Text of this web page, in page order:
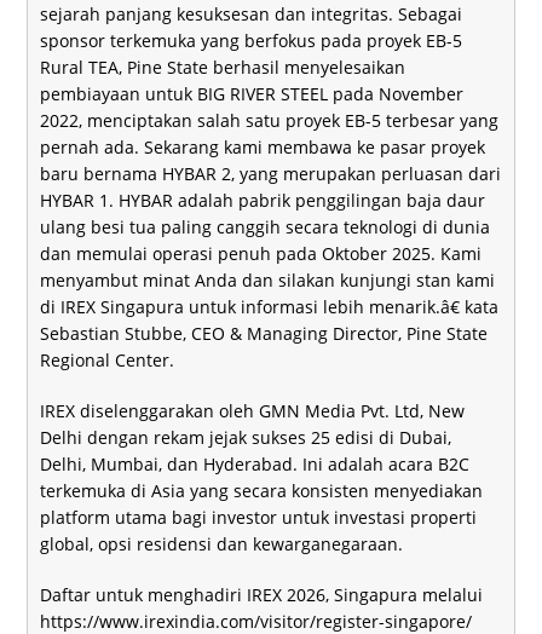
sejarah panjang kesuksesan dan integritas. Sebagai
sponsor terkemuka yang berfokus pada proyek EB-5
Rural TEA, Pine State berhasil menyelesaikan
pembiayaan untuk BIG RIVER STEEL pada November
2022, menciptakan salah satu proyek EB-5 terbesar yang
pernah ada. Sekarang kami membawa ke pasar proyek
baru bernama HYBAR 2, yang merupakan perluasan dari
HYBAR 1. HYBAR adalah pabrik penggilingan baja daur
ulang besi tua paling canggih secara teknologi di dunia
dan memulai operasi penuh pada Oktober 2025. Kami
menyambut minat Anda dan silakan kunjungi stan kami
di IREX Singapura untuk informasi lebih menarik.â€ kata
Sebastian Stubbe, CEO & Managing Director, Pine State
Regional Center.
IREX diselenggarakan oleh GMN Media Pvt. Ltd, New
Delhi dengan rekam jejak sukses 25 edisi di Dubai,
Delhi, Mumbai, dan Hyderabad. Ini adalah acara B2C
terkemuka di Asia yang secara konsisten menyediakan
platform utama bagi investor untuk investasi properti
global, opsi residensi dan kewarganegaraan.
Daftar untuk menghadiri IREX 2026, Singapura melalui
https://www.irexindia.com/visitor/register-singapore/